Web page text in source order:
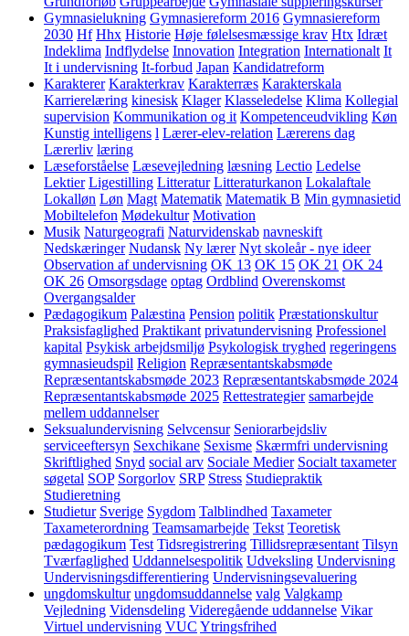
Gymnasielukning Gymnasiereform 2016 Gymnasiereform
2030 Hf Hhx Historie Høje følelsesmæssige krav Htx Idræt
Indeklima Indflydelse Innovation Integration Internationalt It
It i undervisning It-forbud Japan Kandidatreform
Karakterer Karakterkrav Karakterræs Karakterskala
Karrierelæring kinesisk Klager Klasseledelse Klima Kollegial
supervision Kommunikation og it Kompetenceudvikling Køn
Kunstig intelligens l Lærer-elev-relation Lærerens dag
Lærerliv læring
Læseforståelse Læsevejledning læsning Lectio Ledelse
Lektier Ligestilling Litteratur Litteraturkanon Lokalaftale
Lokalløn Løn Magt Matematik Matematik B Min gymnasietid
Mobiltelefon Mødekultur Motivation
Musik Naturgeografi Naturvidenskab navneskift
Nedskæringer Nudansk Ny lærer Nyt skoleår - nye ideer
Observation af undervisning OK 13 OK 15 OK 21 OK 24
OK 26 Omsorgsdage optag Ordblind Overenskomst
Overgangsalder
Pædagogikum Palæstina Pension politik Præstationskultur
Praksisfaglighed Praktikant privatundervisning Professionel
kapital Psykisk arbejdsmiljø Psykologisk tryghed regeringens
gymnasieudspil Religion Repræsentantskabsmøde
Repræsentantskabsmøde 2023 Repræsentantskabsmøde 2024
Repræsentantskabsmøde 2025 Rettestrategier samarbejde
mellem uddannelser
Seksualundervisning Selvcensur Seniorarbejdsliv
serviceeftersyn Sexchikane Sexisme Skærmfri undervisning
Skriftlighed Snyd social arv Sociale Medier Socialt taxameter
søgetal SOP Sorgorlov SRP Stress Studiepraktik
Studieretning
Studietur Sverige Sygdom Talblindhed Taxameter
Taxameterordning Teamsamarbejde Tekst Teoretisk
pædagogikum Test Tidsregistrering Tillidsrepræsentant Tilsyn
Tværfaglighed Uddannelsespolitik Udveksling Undervisning
Undervisningsdifferentiering Undervisningsevaluering
ungdomskultur ungdomsuddannelse valg Valgkamp
Vejledning Vidensdeling Videregående uddannelse Vikar
Virtuel undervisning VUC Ytringsfrihed